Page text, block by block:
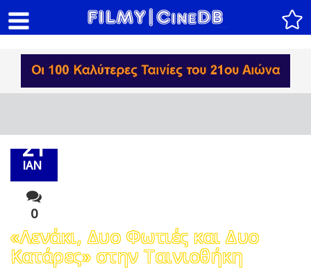
21
ΙΑΝ
0
«Λενάκι, Δυο Φωτιές και Δυο
Κατάρες» στην Ταινιοθήκη